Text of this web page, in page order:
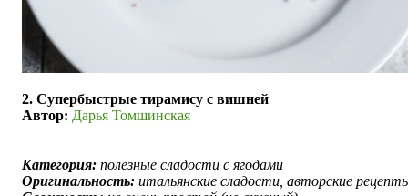
2. Супербыстрые тирамису с вишней
Автор: Дарья Томшинская
Категория: полезные сладости с ягодами
Оригинальность: итальянские сладости, авторские